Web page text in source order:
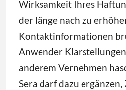
Wirksamkeit Ihres
der länge nach zu
Kontaktinformationen
Anwender
anderem Vernehmen
Sera darf dazu